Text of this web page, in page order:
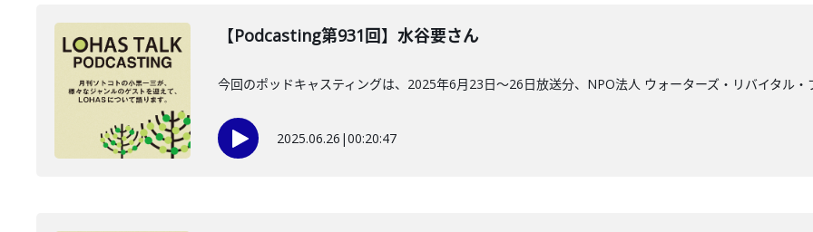
【Podcasting第931回】水谷要さん
今回のポッドキャスティングは、2025年6月23日〜26日放送分、NPO法人 ウォーターズ・リバイタル
2025.06.26 |00:20:47